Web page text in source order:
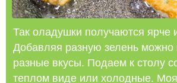
Так оладушки получаются ярче
Добавляя разную зелень можно
разные вкусы. Подаем к столу
теплом виде или холодные.